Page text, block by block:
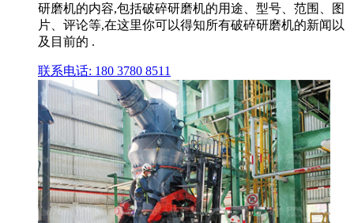
研磨机的内容,包括破碎研磨机的用途、型号、范围、图
片、评论等,在这里你可以得知所有破碎研磨机的新闻以
及目前的 .
联系电话: 180 3780 8511